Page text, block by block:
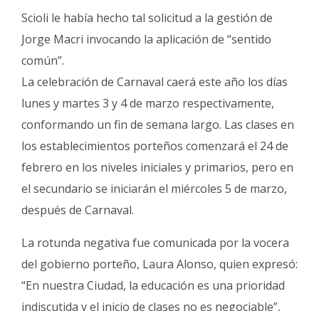
Scioli le había hecho tal solicitud a la gestión de
Jorge Macri invocando la aplicación de “sentido
común”.
La celebración de Carnaval caerá este año los días
lunes y martes 3 y 4 de marzo respectivamente,
conformando un fin de semana largo. Las clases en
los establecimientos porteños comenzará el 24 de
febrero en los niveles iniciales y primarios, pero en
el secundario se iniciarán el miércoles 5 de marzo,
después de Carnaval.
La rotunda negativa fue comunicada por la vocera
del gobierno porteño, Laura Alonso, quien expresó:
“En nuestra Ciudad, la educación es una prioridad
indiscutida y el inicio de clases no es negociable”,